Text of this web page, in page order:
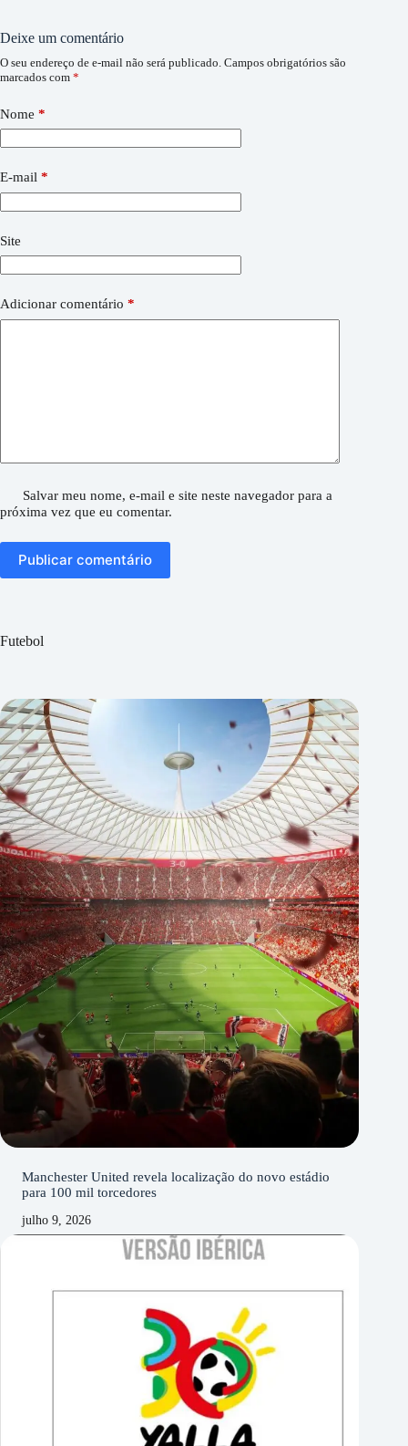
Deixe um comentário
O seu endereço de e-mail não será publicado. Campos obrigatórios são
marcados com *
Nome *
E-mail *
Site
Adicionar comentário *
Salvar meu nome, e-mail e site neste navegador para a
próxima vez que eu comentar.
Publicar comentário
Futebol
Manchester United revela localização do novo estádio
para 100 mil torcedores
julho 9, 2026